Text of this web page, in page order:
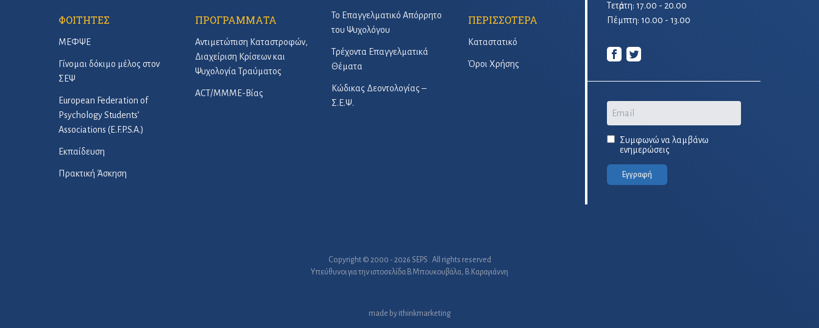
Τετἀρτη: 17.00 - 20.00
Πέμπτη: 10.00 - 13.00
Email
Συμφωνώ να λαμβάνω
ενημερώσεις
Εγγραφή
Το Επαγγελματικό Απόρρητο
του Ψυχολόγου
Τρέχοντα Επαγγελματικά
Θέματα
Κώδικας Δεοντολογίας –
Σ.Ε.Ψ.
ΦΟΙΤΗΤΕΣ
ΜΕΦΨΕ
Γίνομαι δόκιμο μέλος στον
ΣΕΨ
European Federation of
Psychology Students’
Associations (E.F.P.S.A.)
Εκπαίδευση
Πρακτική Άσκηση
ΠΡΟΓΡΑΜΜΑΤΑ
Αντιμετώπιση Καταστροφών,
Διαχείριση Κρίσεων και
Ψυχολογία Τραύματος
ACT/ΜΜΜΕ-Βίας
ΠΕΡΙΣΣΟΤΕΡΑ
Καταστατικό
Όροι Χρήσης
Copyright © 2000 - 2026 SEPS . All rights reserved
Υπεύθυνοι για την ιστοσελίδα B.Μπουκουβάλα, Β.Καραγιάννη
made by ithinkmarketing